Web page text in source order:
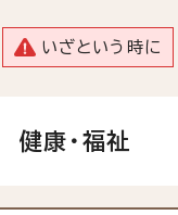
いざという時に
健康・福祉